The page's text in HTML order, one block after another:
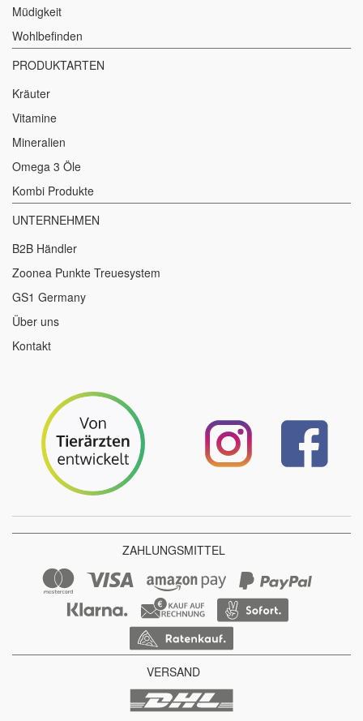
Müdigkeit
Wohlbefinden
PRODUKTARTEN
Kräuter
Vitamine
Mineralien
Omega 3 Öle
Kombi Produkte
UNTERNEHMEN
B2B Händler
Zoonea Punkte Treuesystem
GS1 Germany
Über uns
Kontakt
ZAHLUNGSMITTEL
VERSAND